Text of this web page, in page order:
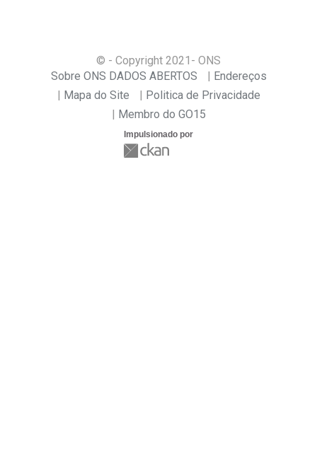
© - Copyright 2021 - ONS
Sobre ONS DADOS ABERTOS
Endereços
Mapa do Site
Politica de Privacidade
Membro do GO15
Impulsionado por